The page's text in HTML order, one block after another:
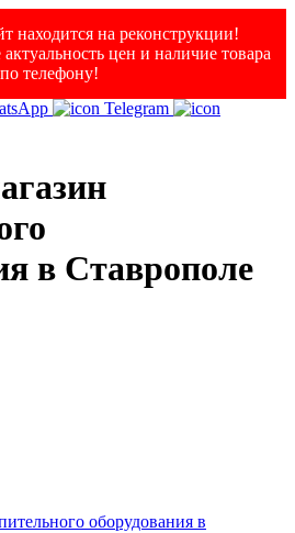
находится на реконструкции!
цен и наличие товара
по телефону!
Telegram
в Ставрополе